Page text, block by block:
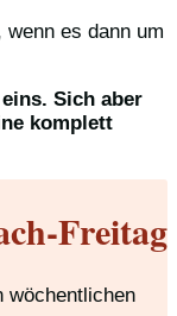
es dann um
Sich aber
komplett
Freitag
wöchentlichen